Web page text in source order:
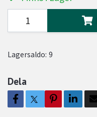
Lagersaldo: 9
Dela